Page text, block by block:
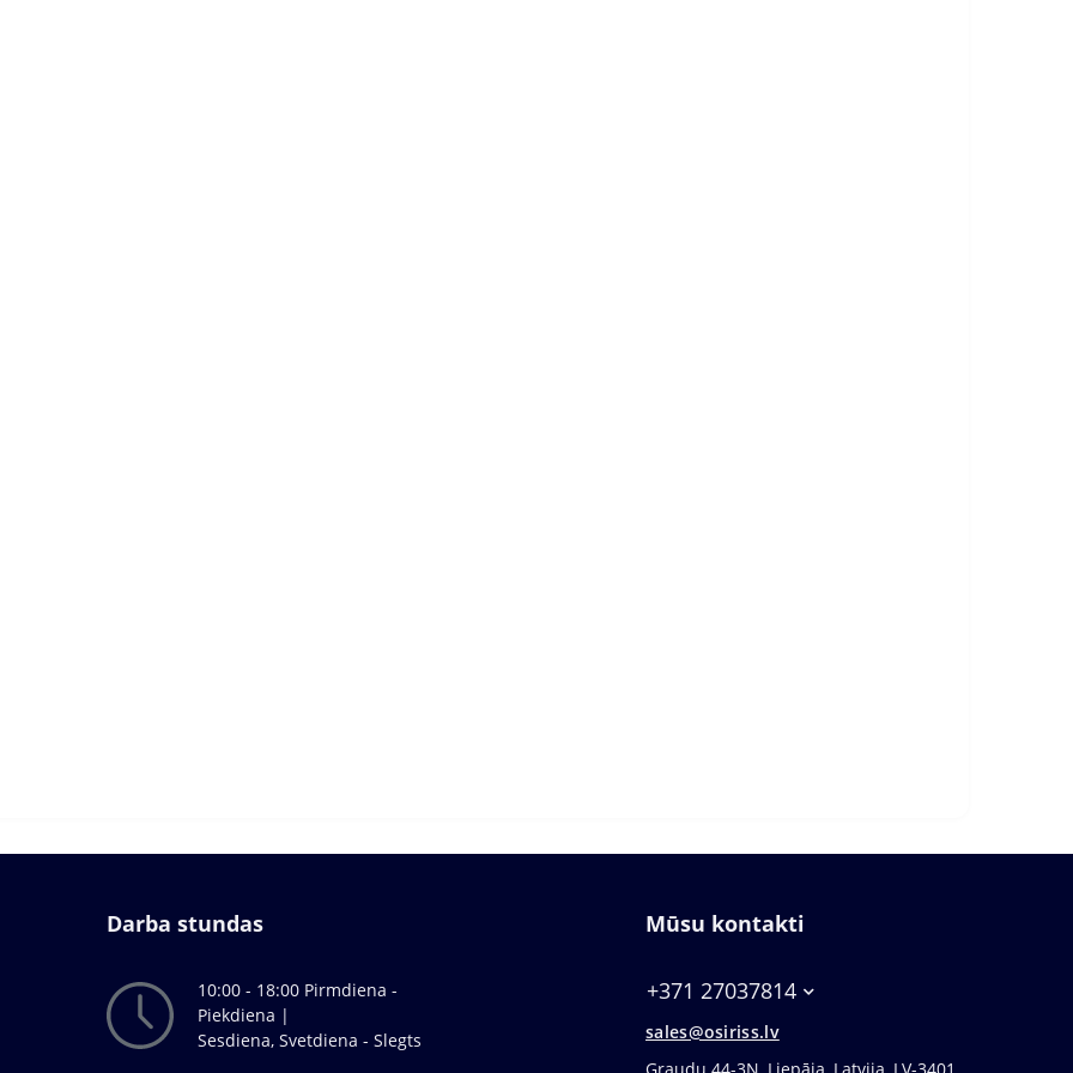
Darba stundas
10:00 - 18:00 Pirmdiena -
Piekdiena |
Sesdiena, Svetdiena - Slegts
Mūsu kontakti
+371 27037814
sales@osiriss.lv